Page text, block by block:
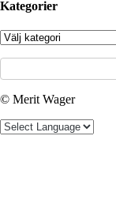
Kategorier
Kategorier
© Merit Wager